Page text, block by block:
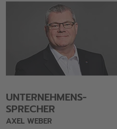
UNTERNEHMENS-
SPRECHER
AXEL WEBER